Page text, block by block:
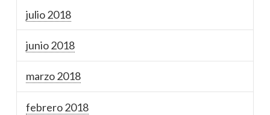
julio 2018
junio 2018
marzo 2018
febrero 2018